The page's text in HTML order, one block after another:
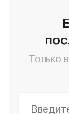
Только